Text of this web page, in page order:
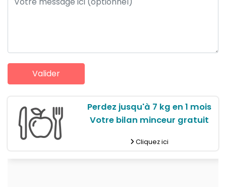
Perdez jusqu'à 7 kg en 1 mois
Votre bilan minceur gratuit
Cliquez ici